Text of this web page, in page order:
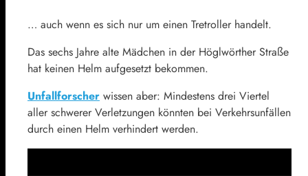
… auch wenn es sich nur um einen Tretroller handelt.
Das sechs Jahre alte Mädchen in der Höglwörther Straße
hat keinen Helm aufgesetzt bekommen.
Unfallforscher wissen aber: Mindestens drei Viertel
aller schwerer Verletzungen könnten bei Verkehrsunfällen
durch einen Helm verhindert werden.